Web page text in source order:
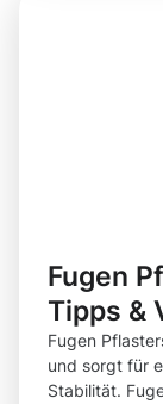
Fugen
Tipps &
Fugen
und sorgt für
Stabilität.